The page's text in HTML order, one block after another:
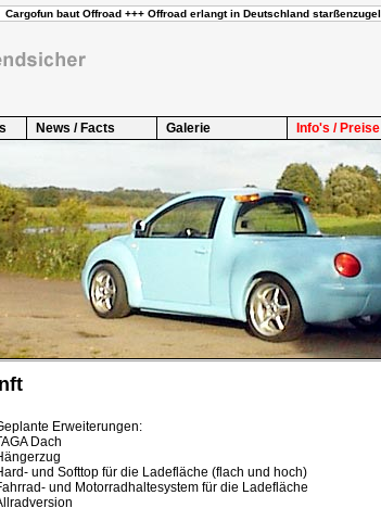
News / Facts Galerie Info's / Preise
Erweiterungen:
Dach
und Softtop für die Ladefläche (flach und hoch)
und Motorradhaltesystem für die Ladefläche